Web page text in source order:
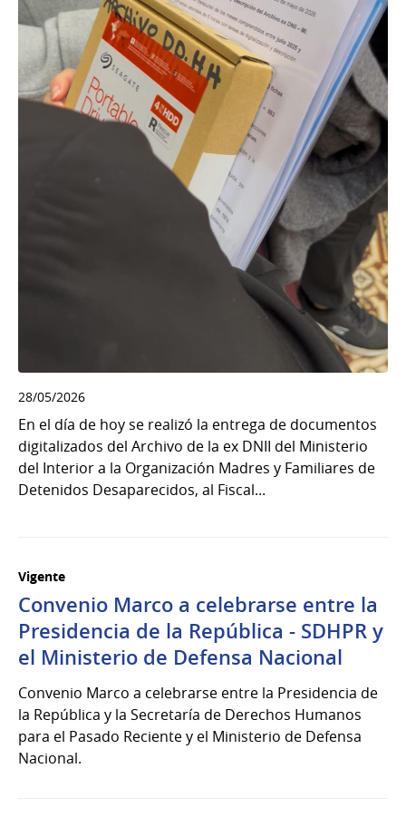
28/05/2026
En el día de hoy se realizó la entrega de documentos
digitalizados del Archivo de la ex DNII del Ministerio
del Interior a la Organización Madres y Familiares de
Detenidos Desaparecidos, al Fiscal...
Vigente
Convenio Marco a celebrarse entre la
Presidencia de la República - SDHPR y
el Ministerio de Defensa Nacional
Convenio Marco a celebrarse entre la Presidencia de
la República y la Secretaría de Derechos Humanos
para el Pasado Reciente y el Ministerio de Defensa
Nacional.